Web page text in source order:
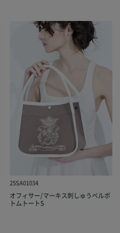
25SA01034
オフィサー/マーキス刺しゅうベルボ
トムトートS